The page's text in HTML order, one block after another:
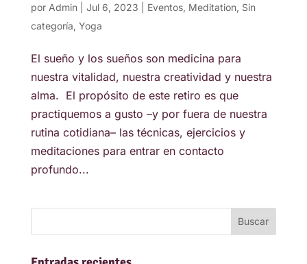
por Admin| Jul 6, 2023 Eventos, Meditation, Sin
categoría, Yoga
El sueño y los sueños son medicina para
nuestra vitalidad, nuestra creatividad y nuestra
alma. El propósito de este retiro es que
practiquemos a gusto –y por fuera de nuestra
rutina cotidiana– las técnicas, ejercicios y
meditaciones para entrar en contacto
profundo...